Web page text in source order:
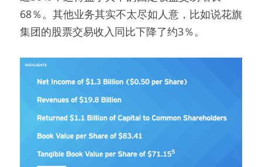
68％。其他业务其实不太尽如人意，比如说花旗
集团的股票交易收入同比下降了约3％。